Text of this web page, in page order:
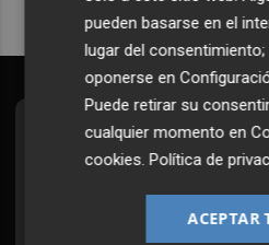
Suscríbete
¡Quiero
pueden basarse en el
lugar del
oponerse en
Puede retirar su
cualquier momento en
cookies.Política de
ACEPTAR